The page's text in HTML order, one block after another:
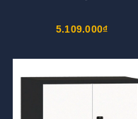
5.109.000₫